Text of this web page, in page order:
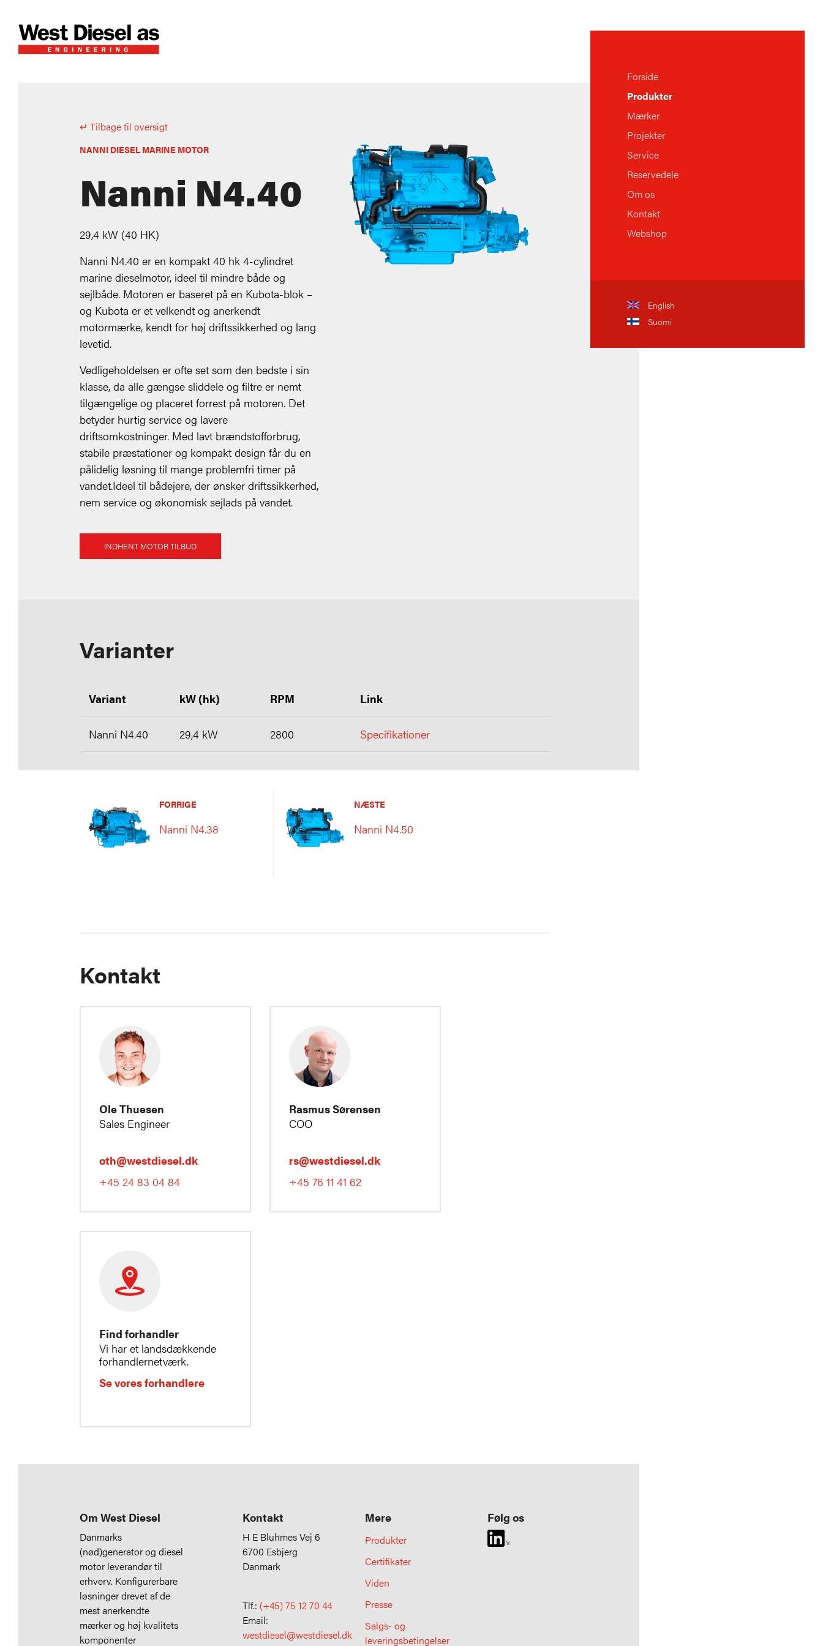
Forside
Produkter
Mærker
Projekter
Service
Reservedele
Om os
Kontakt
Webshop
English
Suomi
↵ Tilbage til oversigt
NANNI DIESEL MARINE MOTOR
Nanni N4.40
29,4 kW (40 HK)
Nanni N4.40 er en kompakt 40 hk 4-cylindret
marine dieselmotor, ideel til mindre både og
sejlbåde. Motoren er baseret på en Kubota-blok –
og Kubota er et velkendt og anerkendt
motormærke, kendt for høj driftssikkerhed og lang
levetid.
Vedligeholdelsen er ofte set som den bedste i sin
klasse, da alle gængse sliddele og filtre er nemt
tilgængelige og placeret forrest på motoren. Det
betyder hurtig service og lavere
driftsomkostninger. Med lavt brændstofforbrug,
stabile præstationer og kompakt design får du en
pålidelig løsning til mange problemfri timer på
vandet.Ideel til bådejere, der ønsker driftssikkerhed,
nem service og økonomisk sejlads på vandet.
INDHENT MOTOR TILBUD
Varianter
Variant kW (hk) RPM Link
Nanni N4.40 29,4 kW 2800 Specifikationer
FORRIGE
Nanni N4.38
NÆSTE
Nanni N4.50
Kontakt
Ole Thuesen
Sales Engineer
oth@westdiesel.dk
+45 24 83 04 84
Rasmus Sørensen
COO
rs@westdiesel.dk
+45 76 11 41 62
Find forhandler
Vi har et landsdækkende
forhandlernetværk.
Se vores forhandlere
Om West Diesel
Danmarks
(nød)generator og diesel
motor leverandør til
erhverv. Konfigurerbare
løsninger drevet af de
mest anerkendte
mærker og høj kvalitets
komponenter
Kontakt
H E Bluhmes Vej 6
6700 Esbjerg
Danmark
Tlf.: (+45) 75 12 70 44
Email:
westdiesel@westdiesel.dk
Mere
Produkter
Certifikater
Viden
Presse
Salgs- og
leveringsbetingelser
Følg os